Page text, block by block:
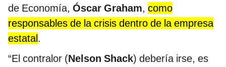
de Economía, Óscar Graham, como
responsables de la crisis dentro de la empresa
estatal.
“El contralor (Nelson Shack) debería irse, es